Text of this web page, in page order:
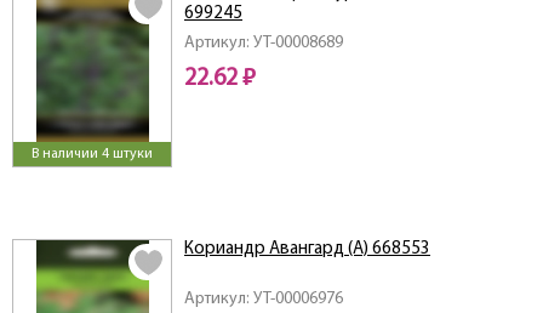
В наличии 4 штуки
Артикул: УТ-00008689
699245
22.62 ₽
Артикул: УТ-00006976
Кориандр Авангард (А) 668553